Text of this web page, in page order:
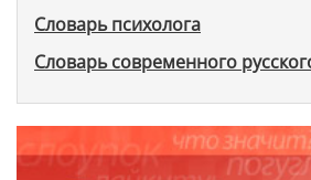
Словарь психолога
Словарь современного